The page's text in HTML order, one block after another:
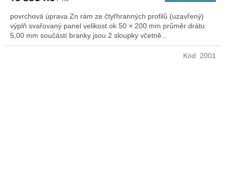
povrchová úprava Zn rám ze čtyřhranných profilů (uzavřený)
výplň svařovaný panel velikost ok 50 × 200 mm průměr drátu
5,00 mm součástí branky jsou 2 sloupky včetně...
Kód: 2001